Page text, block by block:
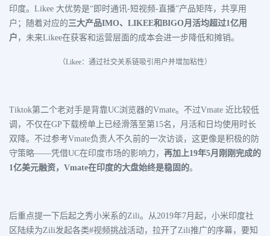
印度。 Likee 大优势是“即时通讯-短视频-直播”产品矩阵，共享用
户；
随着对应的三大产品IMO、LIKEE和BIGO月活均超过1亿用
户 ，未来Likee在获客和运营层面的成本会进一步降低和摊销。
（Likee：通过社交关系链吸引用户并增加粘性）
Tiktok第二个老对手是背靠UC浏览器的Vmate。不过Vmate 近比较低
调，不仅在GP下载榜单上已经滑落至第15名，月活和日均使用时长
双降。不过参考Vmate负责人不久前的一次访谈，这更像是积极的防
守策略——凭借UC在印度市场的影响力， 再加上19年5月刚刚完成的
1亿美元融资，Vmate在印度的大盘始终是稳固的。
后重点提一下后起之秀小米系的Zili。 从2019年7月起，小米印度社
区陆续为Zili发起各类#视频挑战活动，拉开了Zili推广的序幕，要知